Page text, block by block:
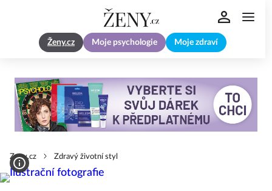
Ženy.cz Moje psychologie Moje zdraví
Zeny.cz Zdravý životní styl